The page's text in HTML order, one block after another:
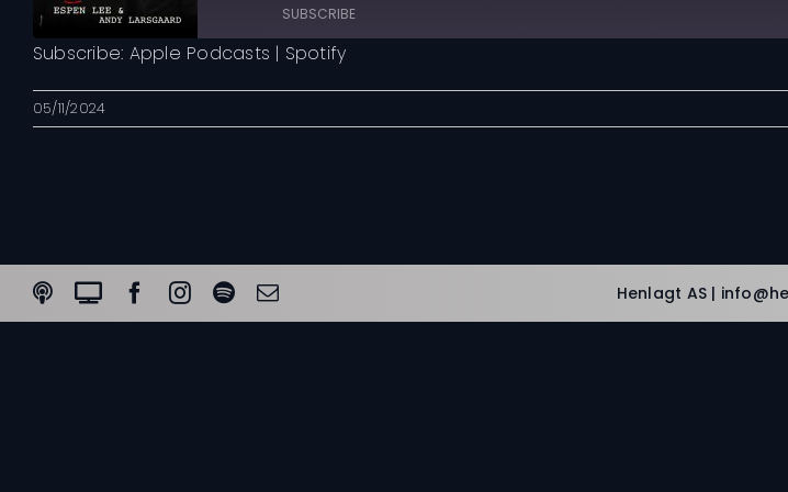
Seconds
seconds
SUBSCRIBE
RSS FEED
Subscribe: Apple Podcasts | Spotify
05/11/2024
Henlagt AS |